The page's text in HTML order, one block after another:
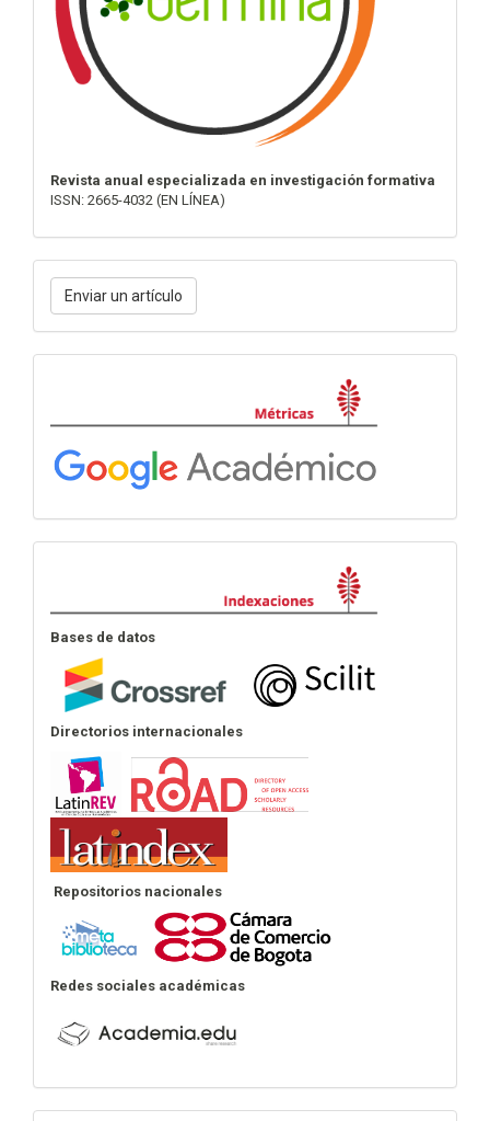
Revista anual especializada en investigación formativa
ISSN: 2665-4032 (EN LÍNEA)
Enviar
un
artículo
Enviar un artículo
Bases de datos
Directorios internacionales
Repositorios nacionales
Redes sociales académicas